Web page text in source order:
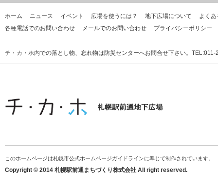
ホーム ニュース イベント 広場を使うには？ 地下広場について
よく
各種電話でのお問い合わせ
メールでのお問い合わせ プライバシーポリシー
チ・カ・ホ内での落とし物、忘れ物は防災センターへお問合せ下さい。
このホームページは札幌市公式ホームページガイドラインに準じて制作されています。
Copyright © 2014 札幌駅前通まちづくり株式会社 All right reserved.